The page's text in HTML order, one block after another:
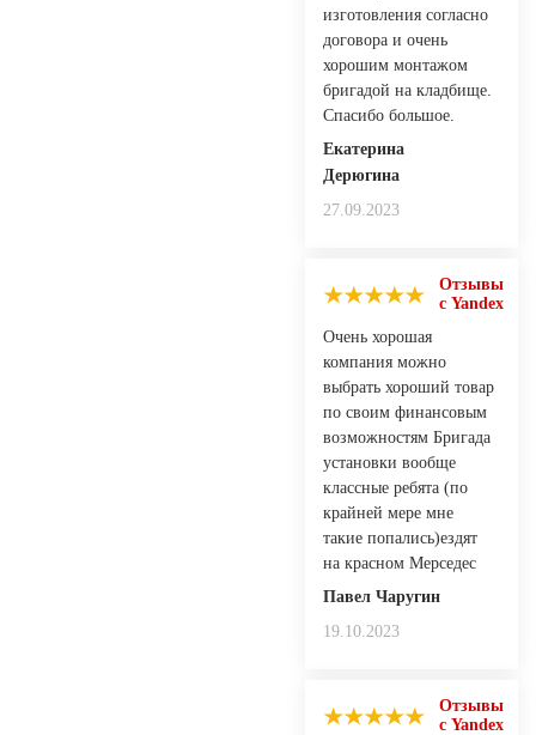
изготовления согласно
договора и очень
хорошим монтажом
бригадой на кладбище.
Спасибо большое.
Екатерина
Дерюгина
27.09.2023
Отзывы
с Yandex
Очень хорошая
компания можно
выбрать хороший товар
по своим финансовым
возможностям Бригада
установки вообще
классные ребята (по
крайней мере мне
такие попались)ездят
на красном Мерседес
Павел Чаругин
19.10.2023
Отзывы
с Yandex